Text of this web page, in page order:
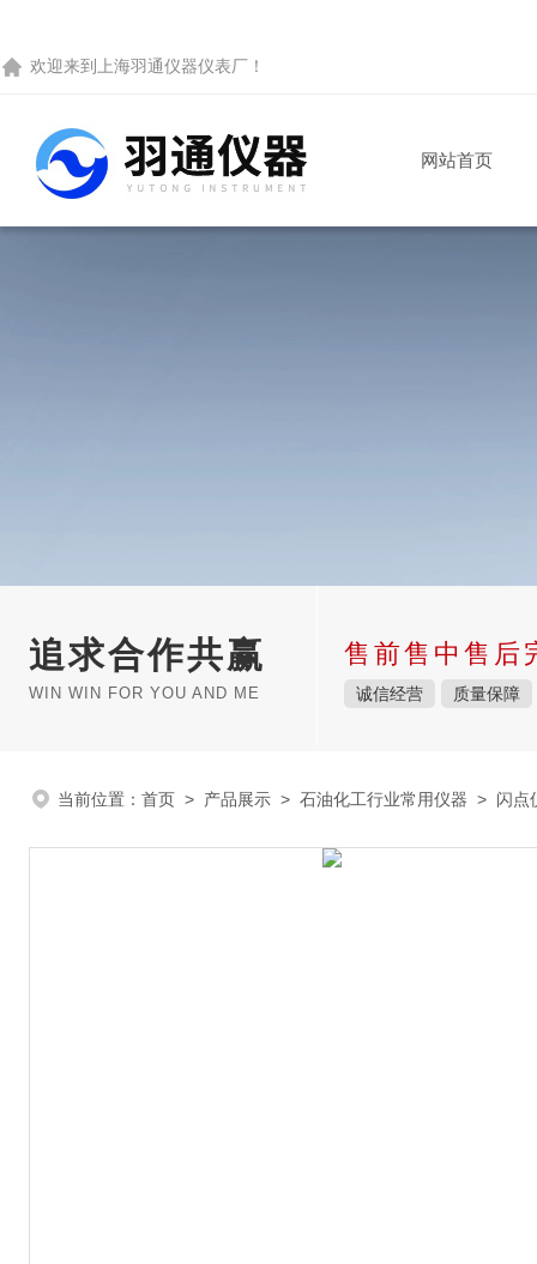
欢迎来到 上海羽通仪器仪表厂 ！
网站首页
追求合作共赢
WIN WIN FOR YOU AND ME
售前售中售后
诚信经营 质量保障
当前位置： 首页 > 产品展示 > 石油化工行业常用仪器 > 闪点